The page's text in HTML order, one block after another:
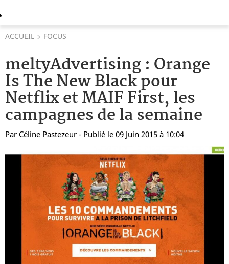
ACCUEIL FOCUS
meltyAdvertising : Orange
Is The New Black pour
Netflix et MAIF First, les
campagnes de la semaine
Par Céline Pastezeur - Publié le 09 Juin 2015 à 10:04